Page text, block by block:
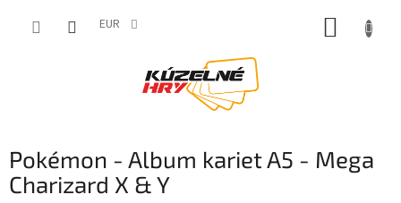
EUR
Pokémon - Album kariet A5 - Mega
Charizard X & Y